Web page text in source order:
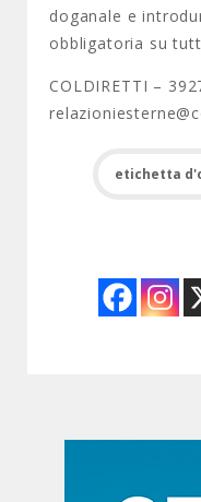
doganale e
obbligatoria su
COLDIRETTI –
etichetta